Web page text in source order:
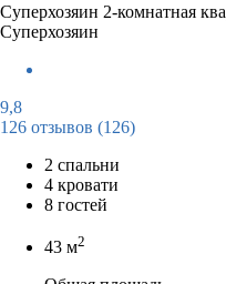
Суперхозяин 2-комнатная
Суперхозяин
9,8
126 отзывов (126)
2 спальни
4 кровати
8 гостей
43 м2